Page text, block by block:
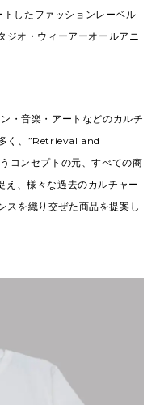
したファッションレーベル
オ・ウィーアーオールアニ
・音楽・アートなどのカルチ
く、”Retrieval and
コンセプトの元、すべての商
え、様々な過去のカルチャー
スを織り交ぜた商品を提案し